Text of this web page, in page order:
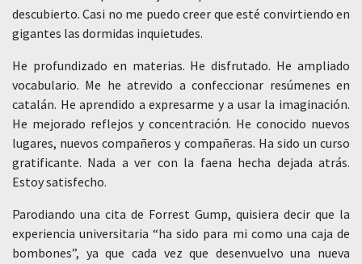
descubierto. Casi no me puedo creer que esté convirtiendo en
gigantes las dormidas inquietudes.
He profundizado en materias. He disfrutado. He ampliado
vocabulario. Me he atrevido a confeccionar resúmenes en
catalán. He aprendido a expresarme y a usar la imaginación.
He mejorado reflejos y concentración. He conocido nuevos
lugares, nuevos compañeros y compañeras. Ha sido un curso
gratificante. Nada a ver con la faena hecha dejada atrás.
Estoy satisfecho.
Parodiando una cita de Forrest Gump, quisiera decir que la
experiencia universitaria “ha sido para mi como una caja de
bombones”, ya que cada vez que desenvuelvo una nueva